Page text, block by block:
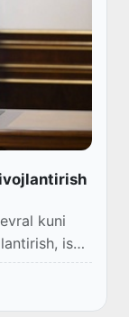
kuni
ish
bo‘yicha